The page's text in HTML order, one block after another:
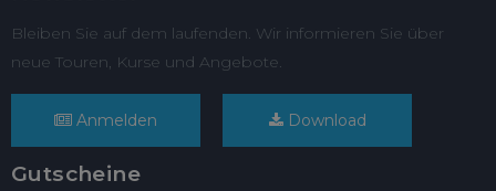
Bleiben Sie auf dem laufenden. Wir informieren Sie über
neue Touren, Kurse und Angebote.
Anmelden Download
Gutscheine